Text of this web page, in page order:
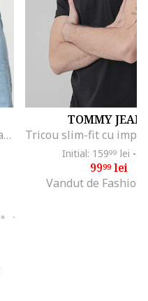
Tricou slim fit, Gri inchis melange
TOMMY
Initial: 15999 lei -
9999lei
Vandut de Fashion